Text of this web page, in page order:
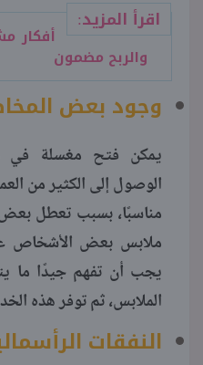
اقرأ المزيد:
أفكار
والربح مضمون
وجود بعض
يمكن فتح مغسلة في
الوصول إلى الكثير من
مناسبًا، بسبب تعطل بعض
ملابس بعض الأشخاص
يجب أن تفهم جيدًا ما
الملابس، ثم توفر هذه
النفقات